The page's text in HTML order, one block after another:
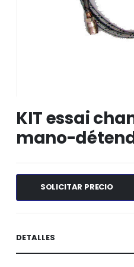
al
comienzo
de
galería
de
imágenes
KIT essai
mano-
SOLICITAR PRECIO
DETALLES